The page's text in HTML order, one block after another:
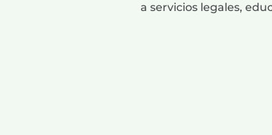
a servicios legales,